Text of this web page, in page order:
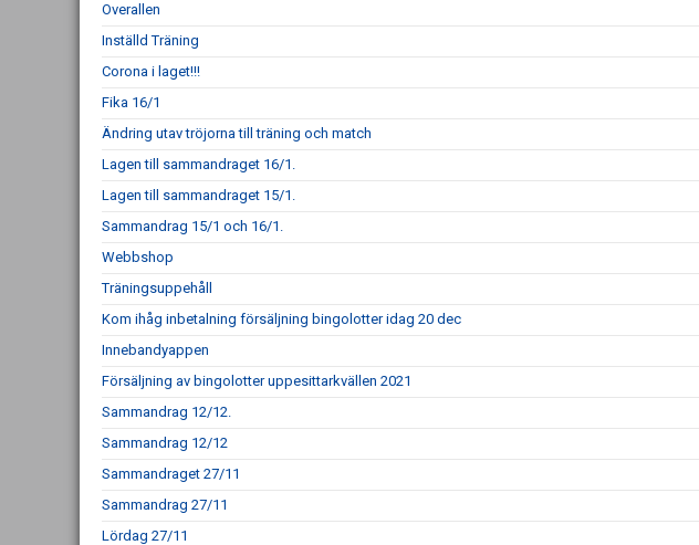
Overallen
Inställd Träning
Corona i laget!!!
Fika 16/1
Ändring utav tröjorna till träning och match
Lagen till sammandraget 16/1.
Lagen till sammandraget 15/1.
Sammandrag 15/1 och 16/1.
Webbshop
Träningsuppehåll
Kom ihåg inbetalning försäljning bingolotter idag 20 dec
Innebandyappen
Försäljning av bingolotter uppesittarkvällen 2021
Sammandrag 12/12.
Sammandrag 12/12
Sammandraget 27/11
Sammandrag 27/11
Lördag 27/11